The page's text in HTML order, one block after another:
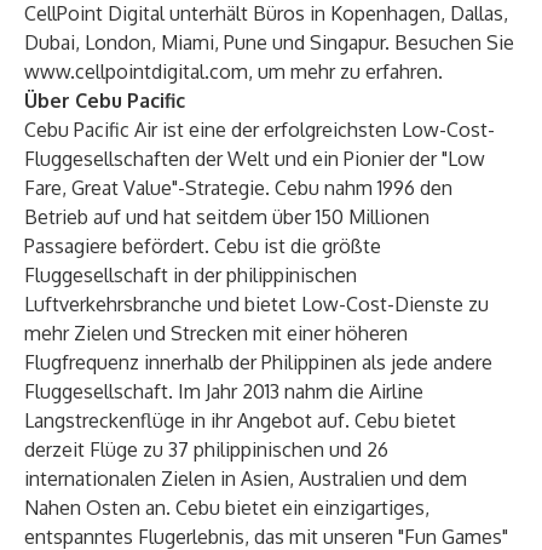
CellPoint Digital unterhält Büros in Kopenhagen, Dallas,
Dubai, London, Miami, Pune und Singapur. Besuchen Sie
www.cellpointdigital.com, um mehr zu erfahren.
Über Cebu Pacific
Cebu Pacific Air ist eine der erfolgreichsten Low-Cost-
Fluggesellschaften der Welt und ein Pionier der "Low
Fare, Great Value"-Strategie. Cebu nahm 1996 den
Betrieb auf und hat seitdem über 150 Millionen
Passagiere befördert. Cebu ist die größte
Fluggesellschaft in der philippinischen
Luftverkehrsbranche und bietet Low-Cost-Dienste zu
mehr Zielen und Strecken mit einer höheren
Flugfrequenz innerhalb der Philippinen als jede andere
Fluggesellschaft. Im Jahr 2013 nahm die Airline
Langstreckenflüge in ihr Angebot auf. Cebu bietet
derzeit Flüge zu 37 philippinischen und 26
internationalen Zielen in Asien, Australien und dem
Nahen Osten an. Cebu bietet ein einzigartiges,
entspanntes Flugerlebnis, das mit unseren "Fun Games"